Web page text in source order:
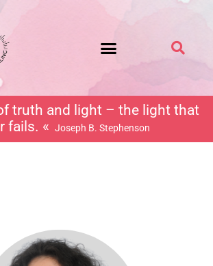
truth and light – the light that
fails. « Joseph B. Stephenson